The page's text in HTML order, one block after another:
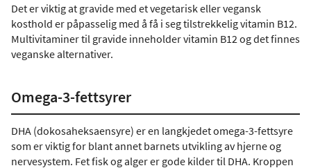
Det er viktig at gravide med et vegetarisk eller vegansk
kosthold er påpasselig med å få i seg tilstrekkelig vitamin B12.
Multivitaminer til gravide inneholder vitamin B12 og det finnes
veganske alternativer.
Omega-3-fettsyrer
DHA (dokosaheksaensyre) er en langkjedet omega-3-fettsyre
som er viktig for blant annet barnets utvikling av hjerne og
nervesystem. Fet fisk og alger er gode kilder til DHA. Kroppen